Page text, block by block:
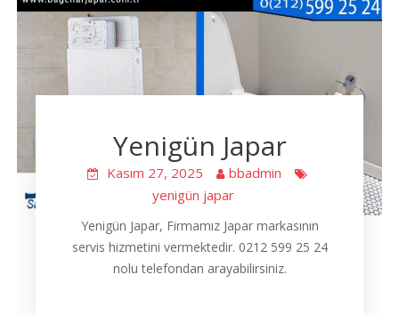
Yenigün Japar
Kasım 27, 2025
bbadmin
yenigün japar
Yenigün Japar, Firmamız Japar markasının
servis hizmetini vermektedir. 0212 599 25 24
nolu telefondan arayabilirsiniz.